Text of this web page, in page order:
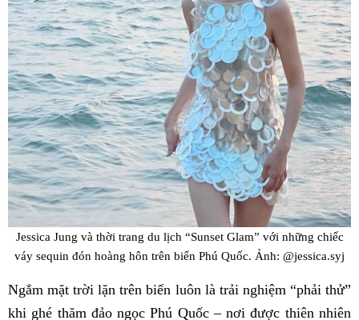
Jessica Jung và thời trang du lịch “Sunset Glam” với những chiếc
váy sequin đón hoàng hôn trên biển Phú Quốc. Ảnh: @jessica.syj
Ngắm mặt trời lặn trên biển luôn là trải nghiệm “phải thử”
khi ghé thăm đảo ngọc Phú Quốc – nơi được thiên nhiên